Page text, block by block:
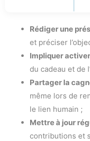
Rédiger une
et préciser
Impliquer
du cadeau et de
Partager la
même lors de
le lien humain ;
Mettre à jour
contributions et